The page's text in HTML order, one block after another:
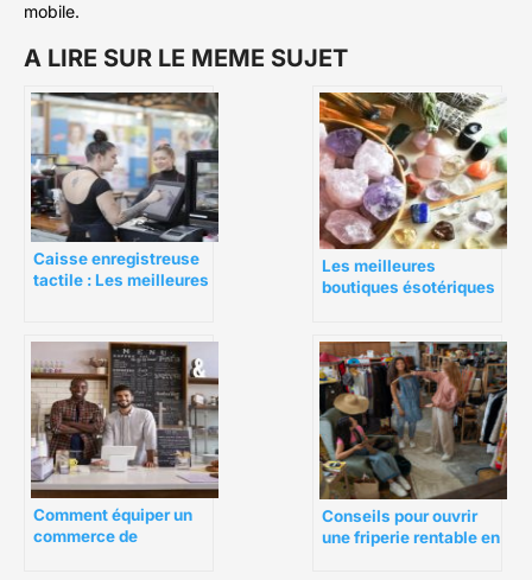
mobile.
A LIRE SUR LE MEME SUJET
Caisse enregistreuse
tactile : Les meilleures
Les meilleures
boutiques ésotériques
Comment équiper un
commerce de
Conseils pour ouvrir
une friperie rentable en